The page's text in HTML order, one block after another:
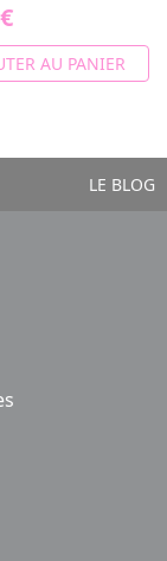
AU PANIER
LE BLOG